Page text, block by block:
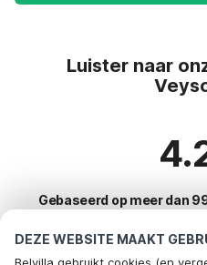
DEZE WEBSITE MAAKT
Luister naar
Gebaseerd op meer dan